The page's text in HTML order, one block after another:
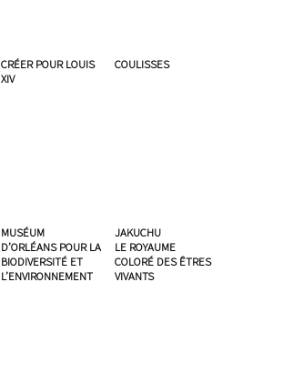
CRÉER POUR LOUIS
XIV
COULISSES
MUSÉUM
D’ORLÉANS POUR LA
BIODIVERSITÉ ET
L’ENVIRONNEMENT
JAKUCHU
LE ROYAUME
COLORÉ DES ÊTRES
VIVANTS